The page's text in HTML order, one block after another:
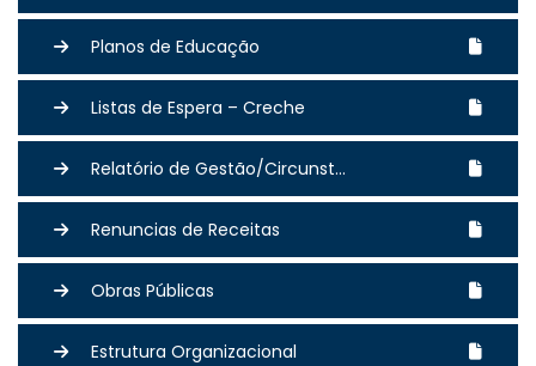
Planos de Educação
Listas de Espera – Creche
Relatório de Gestão/Circunst...
Renuncias de Receitas
Obras Públicas
Estrutura Organizacional